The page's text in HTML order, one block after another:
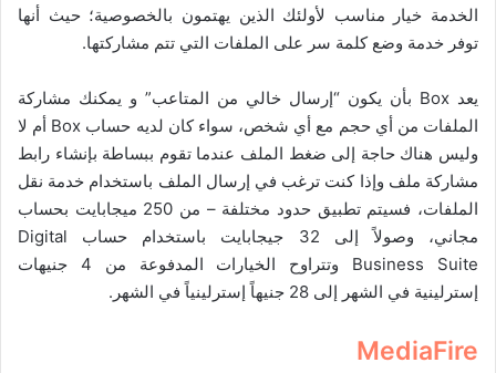
الخدمة خيار مناسب لأولئك الذين يهتمون بالخصوصية؛ حيث أنها
توفر خدمة وضع كلمة سر على الملفات التي تتم مشاركتها.
يعد Box بأن يكون “إرسال خالي من المتاعب” و
يمكنك مشاركة
الملفات من أي حجم مع أي شخص، سواء كان لديه حساب Box أم لا
وليس هناك حاجة إلى ضغط الملف عندما تقوم ببساطة بإنشاء رابط
مشاركة ملف وإذا كنت ترغب في إرسال الملف باستخدام خدمة نقل
الملفات، فسيتم تطبيق حدود مختلفة – من 250 ميجابايت بحساب
مجاني، وصولاً إلى 32 جيجابايت باستخدام حساب Digital
Business Suite و
تتراوح الخيارات المدفوعة من 4 جنيهات
إسترلينية في الشهر إلى 28 جنيهاً إسترلينياً في الشهر.
MediaFire